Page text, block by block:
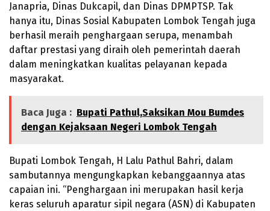
Janapria, Dinas Dukcapil, dan Dinas DPMPTSP. Tak
hanya itu, Dinas Sosial Kabupaten Lombok Tengah juga
berhasil meraih penghargaan serupa, menambah
daftar prestasi yang diraih oleh pemerintah daerah
dalam meningkatkan kualitas pelayanan kepada
masyarakat.
Baca Juga : Bupati Pathul,Saksikan Mou Bumdes
dengan Kejaksaan Negeri Lombok Tengah
Bupati Lombok Tengah, H Lalu Pathul Bahri, dalam
sambutannya mengungkapkan kebanggaannya atas
capaian ini. “Penghargaan ini merupakan hasil kerja
keras seluruh aparatur sipil negara (ASN) di Kabupaten